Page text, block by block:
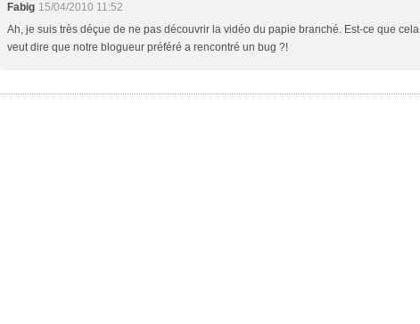
Fabig 15/04/2010 11:52
Ah, je suis très déçue de ne pas découvrir la vidéo du papie branché. Est-ce que cela
veut dire que notre blogueur préféré a rencontré un bug ?!